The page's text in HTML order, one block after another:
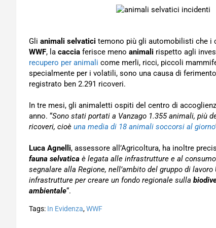
Gli animali selvatici temono più gli automobilisti che i
WWF, la caccia ferisce meno animali rispetto agli
recupero per animali come merli, ricci, piccoli
specialmente per i volatili, sono una causa di
registrato ben 2.291 ricoveri.
In tre mesi, gli animaletti ospiti del centro di
anno. “Sono stati portati a Vanzago 1.355 animali, più
ricoveri, cioè una media di 18 animali soccorsi al giorno
Luca Agnelli, assessore all’Agricoltura, ha inoltre
fauna selvatica è legata alle infrastrutture e al
segnalare alla Regione, nell’ambito del gruppo di
infrastrutture per creare un fondo regionale sulla
ambientale“.
Tags: In Evidenza,WWF